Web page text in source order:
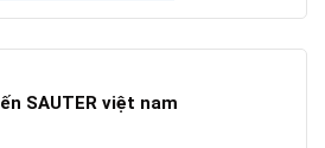
SAUTER việt nam